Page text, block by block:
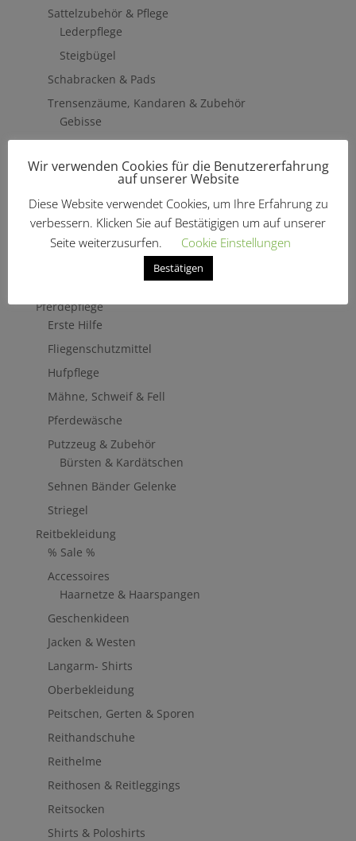
Sattelzubehör & Pflege
Lederpflege
Steigbügel
Schabracken & Pads
Trensenzäume, Kandaren & Zubehör
Gebisse
Hilfszügel
Trensenzäume
Zaumbaukasten
Stirnriemen
Pferdepflege
Erste Hilfe
Fliegenschutzmittel
Hufpflege
Mähne, Schweif & Fell
Pferdewäsche
Putzzeug & Zubehör
Bürsten & Kardätschen
Sehnen Bänder Gelenke
Striegel
Reitbekleidung
% Sale %
Accessoires
Haarnetze & Haarspangen
Geschenkideen
Jacken & Westen
Langarm- Shirts
Oberbekleidung
Peitschen, Gerten & Sporen
Reithandschuhe
Reithelme
Reithosen & Reitleggings
Reitsocken
Shirts & Poloshirts
Wir verwenden Cookies für die Benutzererfahrung
auf unserer Website
Diese Website verwendet Cookies, um Ihre Erfahrung zu
verbessern. Klicken Sie auf Bestätigigen um auf unserer
Seite weiterzusurfen.
Cookie Einstellungen
Bestätigen